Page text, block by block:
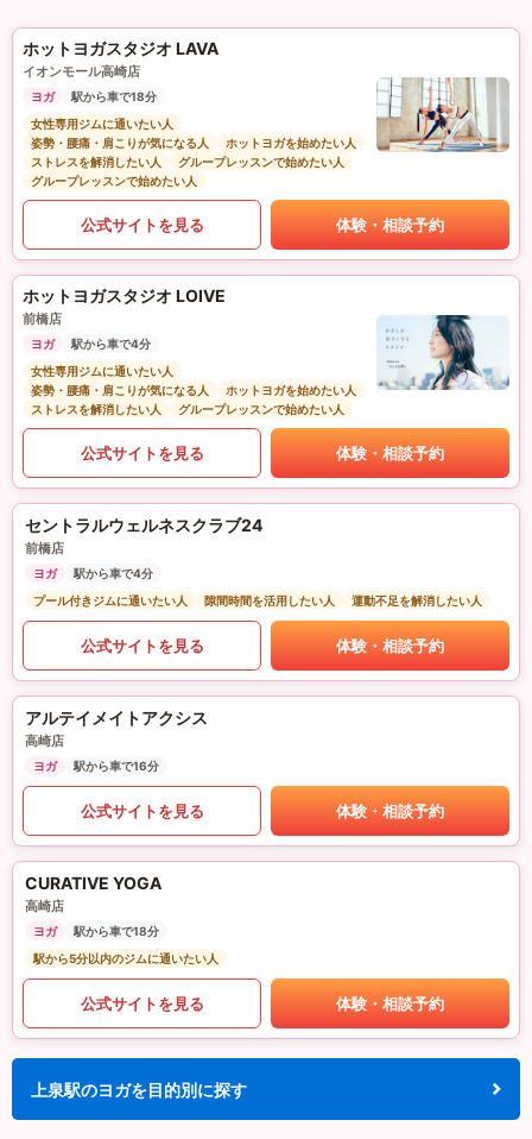
ホットヨガスタジオ LAVA
イオンモール高崎店
ヨガ
駅から車で18分
女性専用ジムに通いたい人
姿勢・腰痛・肩こりが気になる人
ホットヨガを始めたい人
ストレスを解消したい人
グループレッスンで始めたい人
グループレッスンで始めたい人
公式サイトを見る 体験・相談予約
ホットヨガスタジオ LOIVE
前橋店
ヨガ
駅から車で4分
女性専用ジムに通いたい人
姿勢・腰痛・肩こりが気になる人
ホットヨガを始めたい人
ストレスを解消したい人
グループレッスンで始めたい人
公式サイトを見る 体験・相談予約
セントラルウェルネスクラブ24
前橋店
ヨガ
駅から車で4分
プール付きジムに通いたい人
隙間時間を活用したい人 運動不足を解消したい人
公式サイトを見る 体験・相談予約
アルテイメイトアクシス
高崎店
ヨガ 駅から車で16分
公式サイトを見る 体験・相談予約
CURATIVE YOGA
高崎店
ヨガ
駅から車で18分
駅から5分以内のジムに通いたい人
公式サイトを見る 体験・相談予約
上泉駅のヨガを目的別に探す